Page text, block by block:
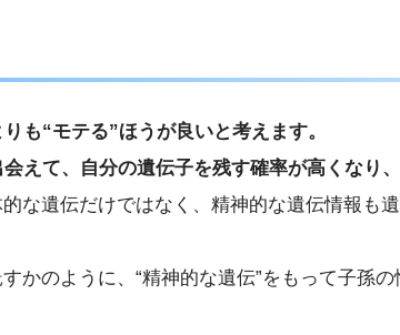
も“モテる”ほうが良いと考えます。
えて、自分の遺伝子を残す確率が高くなり
な遺伝だけではなく、精神的な遺伝情報も
かのように、“精神的な遺伝”をもって子孫の